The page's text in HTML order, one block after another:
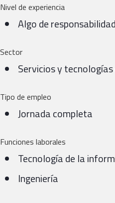
Nivel de experiencia
Algo de responsabilidad
Sector
Servicios y
Tipo de empleo
Jornada completa
Funciones laborales
Tecnología de la
Ingeniería